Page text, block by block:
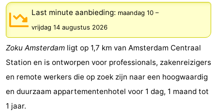
Het
Amsterdamse
Bos
Spaarnwoude
Last
minutes
Musea
Attracties
Zien
Last minute aanbieding: maandag 10 –
vrijdag 14 augustus 2026
Zoku Amsterdam ligt op 1,7 km van Amsterdam Centraal
Station en is ontworpen voor professionals, zakenreizigers
en remote werkers die op zoek zijn naar een hoogwaardig
en duurzaam appartementenhotel voor 1 dag, 1 maand tot
1 jaar.